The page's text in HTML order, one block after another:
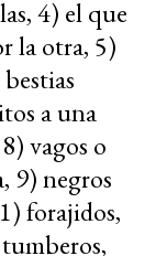
4) el que
la otra, 5)
a una
vagos o
9) negros
forajidos,